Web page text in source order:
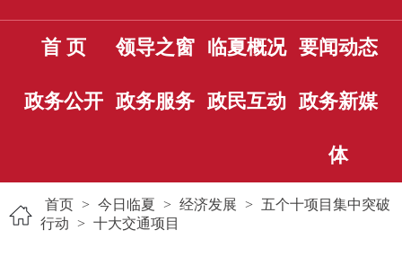
首 页 领导之窗 临夏概况 要闻动态
政务公开 政务服务 政民互动 政务新媒
体
首页 > 今日临夏 > 经济发展 > 五个十项目集中突破
行动 > 十大交通项目